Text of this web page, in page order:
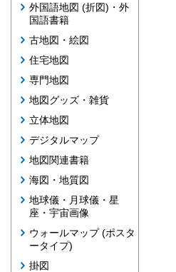
外国語地図 (折図)・外
国語書籍
古地図・絵図
住宅地図
専門地図
地図グッズ・雑貨
立体地図
デジタルマップ
地図関連書籍
海図・地質図
地球儀・月球儀・星
座・宇宙画像
ウォールマップ (ポスタ
ータイプ)
掛図